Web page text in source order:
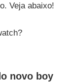
Veja abaixo!
novo boy